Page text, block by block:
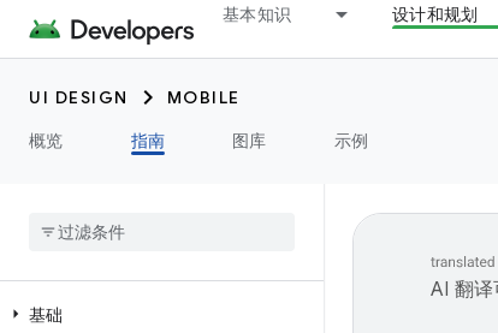
基本知识 设计和规划
UI DESIGN
MOBILE
概览
指南 图库 示例
基础
AI 翻译